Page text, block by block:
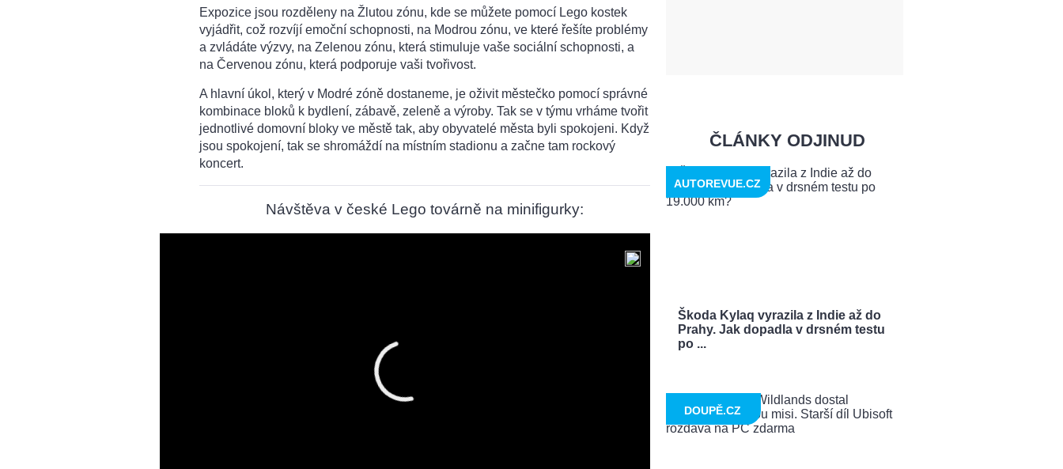
Expozice jsou rozděleny na Žlutou zónu, kde se můžete pomocí Lego kostek
vyjádřit, což rozvíjí emoční schopnosti, na Modrou zónu, ve které řešíte problémy
a zvládáte výzvy, na Zelenou zónu, která stimuluje vaše sociální schopnosti, a
na Červenou zónu, která podporuje vaši tvořivost.
A hlavní úkol, který v Modré zóně dostaneme, je oživit městečko pomocí správné
kombinace bloků k bydlení, zábavě, zeleně a výroby. Tak se v týmu vrháme tvořit
jednotlivé domovní bloky ve městě tak, aby obyvatelé města byli spokojeni. Když
jsou spokojení, tak se shromáždí na místním stadionu a začne tam rockový
koncert.
Návštěva v české Lego továrně na minifigurky:
ČLÁNKY ODJINUD
Škoda Kylaq vyrazila z Indie až do
Prahy. Jak dopadla v drsném testu
po ...
AUTOREVUE.CZ
DOUPĚ.CZ